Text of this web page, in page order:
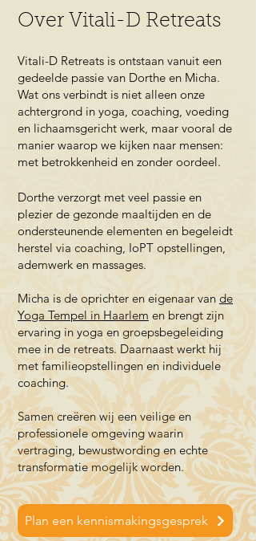
Over Vitali-D Retreats
Vitali-D Retreats is ontstaan vanuit een
gedeelde passie van Dorthe en Micha.
Wat ons verbindt is niet alleen onze
achtergrond in yoga, coaching, voeding
en lichaamsgericht werk, maar vooral de
manier waarop we kijken naar mensen:
met betrokkenheid en zonder oordeel.
Dorthe verzorgt met veel passie en
plezier de gezonde maaltijden en de
ondersteunende elementen en begeleidt
herstel via coaching, IoPT opstellingen,
ademwerk en massages.
Micha is de oprichter en eigenaar van de
Yoga Tempel in Haarlem en brengt zijn
ervaring in yoga en groepsbegeleiding
mee in de retreats. Daarnaast werkt hij
met familieopstellingen en individuele
coaching.
Samen creëren wij een veilige en
professionele omgeving waarin
vertraging, bewustwording en echte
transformatie mogelijk worden.
Plan een kennismakingsgesprek